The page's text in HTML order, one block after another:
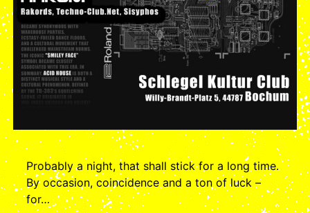
Probably a night, that shall stick for a long time.
By occasion, coincidence and a ton of luck –
for…